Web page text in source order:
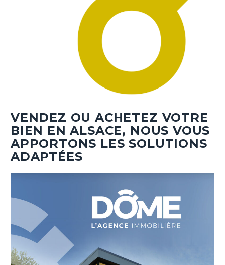
VENDEZ OU ACHETEZ VOTRE
BIEN EN ALSACE, NOUS VOUS
APPORTONS LES SOLUTIONS
ADAPTÉES